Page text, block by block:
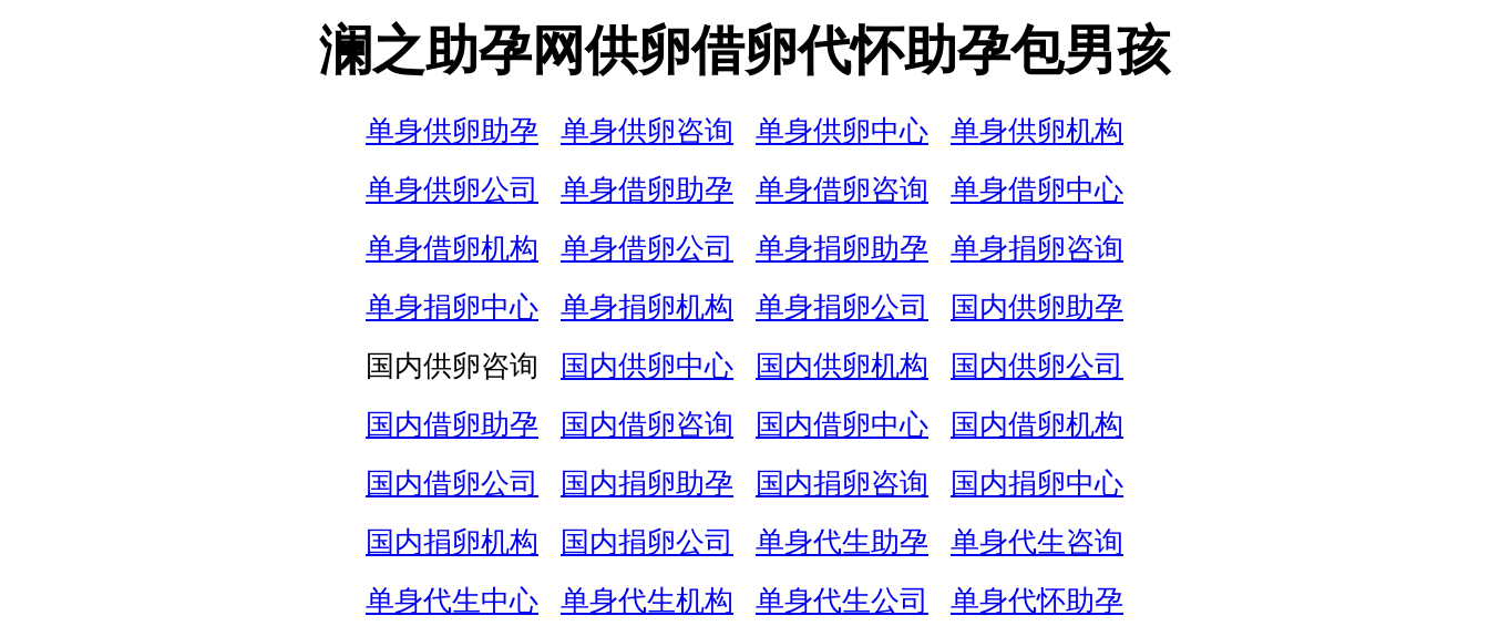
澜之助孕网供卵借卵代怀助孕包男孩
单身供卵助孕 单身供卵咨询 单身供卵中心
单身供卵机构
单身供卵公司
单身借卵助孕 单身借卵咨询
单身借卵中心
单身借卵机构
单身借卵公司 单身捐卵助孕
单身捐卵咨询
单身捐卵中心
单身捐卵机构 单身捐卵公司
国内供卵助孕
国内供卵咨询
国内供卵中心 国内供卵机构
国内供卵公司
国内借卵助孕
国内借卵咨询 国内借卵中心
国内借卵机构
国内借卵公司
国内捐卵助孕 国内捐卵咨询
国内捐卵中心
国内捐卵机构
国内捐卵公司 单身代生助孕
单身代生咨询
单身代生中心
单身代生机构 单身代生公司
单身代怀助孕